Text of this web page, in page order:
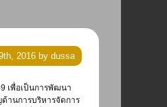
2016 by dussa
านการบริหารจัดการ